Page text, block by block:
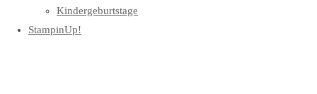
Kindergeburtstage
StampinUp!